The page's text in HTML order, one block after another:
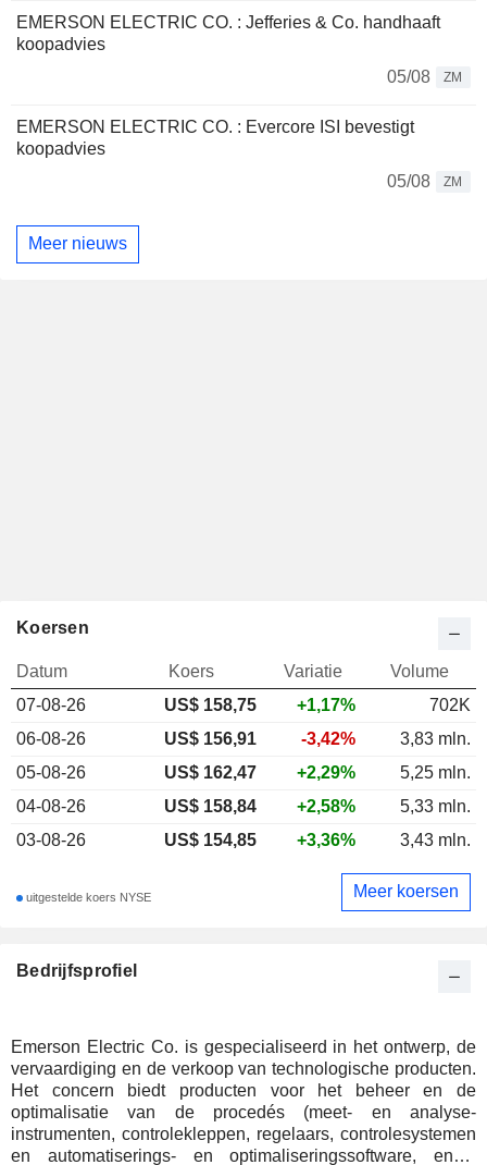
EMERSON ELECTRIC CO. : Jefferies & Co. handhaaft
koopadvies
05/08
ZM
EMERSON ELECTRIC CO. : Evercore ISI bevestigt
koopadvies
05/08
ZM
Meer nieuws
Bedrijfsprofiel
Emerson Electric Co. is gespecialiseerd in het ontwerp, de
vervaardiging en de verkoop van technologische producten.
Het concern biedt producten voor het beheer en de
optimalisatie van de procedés (meet- en analyse-
instrumenten, controlekleppen, regelaars, controlesystemen
en automatiserings- en optimaliseringssoftware, enz.),
Koersen
Datum Koers Variatie
Volume
07-08-26
US$ 158,75 +1,17%
702K
06-08-26
US$ 156,91 -3,42%
3,83 mln.
05-08-26
US$ 162,47 +2,29%
5,25 mln.
04-08-26
US$ 158,84 +2,58%
5,33 mln.
03-08-26
US$ 154,85 +3,36% 3,43 mln.
uitgestelde koers NYSE Meer koersen